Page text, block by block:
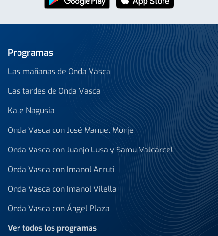
Programas
Las mañanas de Onda Vasca
Las tardes de Onda Vasca
Kale Nagusia
Onda Vasca con José Manuel Monje
Onda Vasca con Juanjo Lusa y Samu Valcárcel
Onda Vasca con Imanol Arruti
Onda Vasca con Imanol Vilella
Onda Vasca con Ángel Plaza
Ver todos los programas